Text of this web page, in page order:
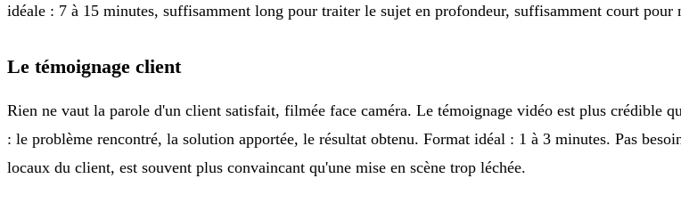
idéale : 7 à 15 minutes, suffisamment long pour traiter le sujet en profondeur, suffisamment court pour
Le témoignage client
Rien ne vaut la parole d'un client satisfait, filmée face caméra. Le témoignage vidéo est plus
: le problème rencontré, la solution apportée, le résultat obtenu. Format idéal : 1 à 3 minutes. Pas
locaux du client, est souvent plus convaincant qu'une mise en scène trop léchée.